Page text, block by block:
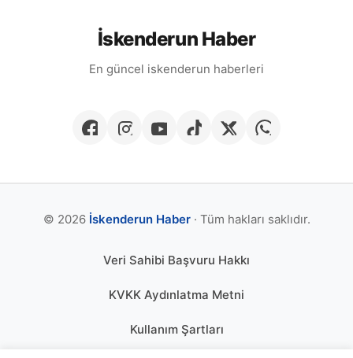
İskenderun Haber
En güncel iskenderun haberleri
© 2026 İskenderun Haber· Tüm hakları saklıdır.
Veri Sahibi Başvuru Hakkı
KVKK Aydınlatma Metni
Kullanım Şartları